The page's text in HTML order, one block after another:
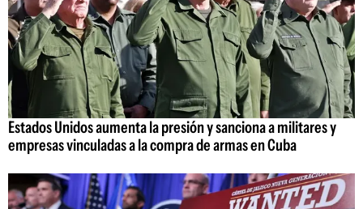
Estados Unidos aumenta la presión y sanciona a militares y
empresas vinculadas a la compra de armas en Cuba